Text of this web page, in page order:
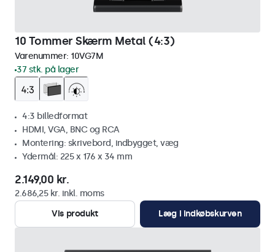
10 Tommer Skærm Metal (4:3)
Varenummer: 10VG7M
37 stk. på lager
4:3 billedformat
HDMI, VGA, BNC og RCA
Montering: skrivebord, indbygget, væg
Ydermål: 225 x 176 x 34 mm
2.149,00 kr.
2.686,25 kr. inkl. moms
Vis produkt
Læg i indkøbskurven